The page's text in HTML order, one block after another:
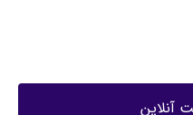
آنلاین